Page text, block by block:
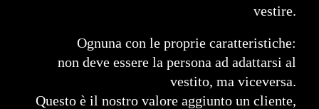
vestire.
Ognuna con le proprie caratteristiche:
non deve essere la persona ad adattarsi al
vestito, ma viceversa.
Questo è il nostro valore aggiunto un cliente,